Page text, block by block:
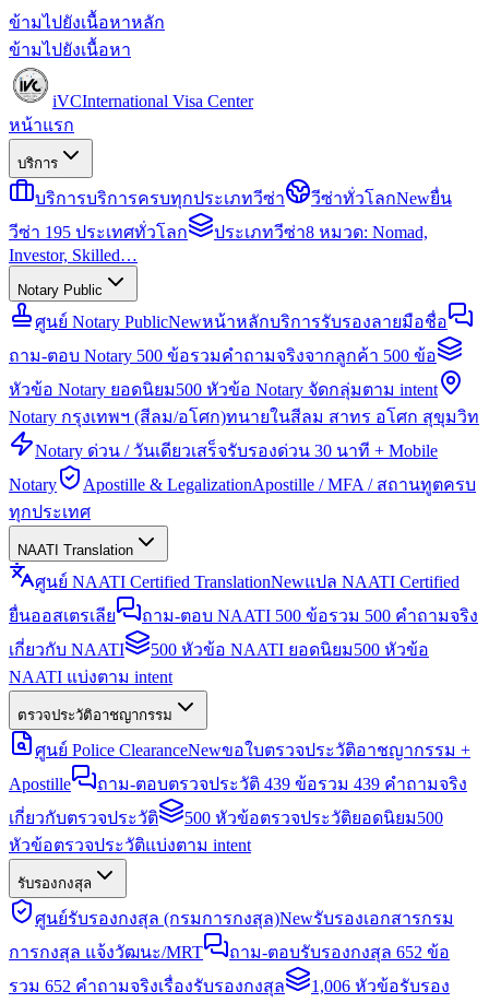
ข้ามไปยังเนื้อหาหลัก
ข้ามไปยังเนื้อหา
iVCInternational Visa Center
หน้าแรก
บริการ
บริการบริการครบทุกประเภทวีซ่า วีซ่าทั่วโลกNewยื่น
วีซ่า 195 ประเทศทั่วโลก
ประเภทวีซ่า8 หมวด: Nomad,
Investor, Skilled…
Notary Public
ศูนย์ Notary PublicNewหน้าหลักบริการรับรองลายมือชื่อ
ถาม-ตอบ Notary 500 ข้อรวมคำถามจริงจากลูกค้า 500 ข้อ
หัวข้อ Notary ยอดนิยม500 หัวข้อ Notary จัดกลุ่มตาม intent
Notary กรุงเทพฯ (สีลม/อโศก)ทนายในสีลม สาทร อโศก สุขุมวิท
Notary ด่วน / วันเดียวเสร็จรับรองด่วน 30 นาที + Mobile
Notary
Apostille & LegalizationApostille / MFA / สถานทูตครบ
ทุกประเทศ
NAATI Translation
ศูนย์ NAATI Certified TranslationNewแปล NAATI Certified
ยื่นออสเตรเลีย
ถาม-ตอบ NAATI 500 ข้อรวม 500 คำถามจริง
เกี่ยวกับ NAATI
500 หัวข้อ NAATI ยอดนิยม500 หัวข้อ
NAATI แบ่งตาม intent
ตรวจประวัติอาชญากรรม
ศูนย์ Police ClearanceNewขอใบตรวจประวัติอาชญากรรม +
Apostille
ถาม-ตอบตรวจประวัติ 439 ข้อรวม 439 คำถามจริง
เกี่ยวกับตรวจประวัติ
500 หัวข้อตรวจประวัติยอดนิยม500
หัวข้อตรวจประวัติแบ่งตาม intent
รับรองกงสุล
ศูนย์รับรองกงสุล (กรมการกงสุล)Newรับรองเอกสารกรม
การกงสุล แจ้งวัฒนะ/MRT
ถาม-ตอบรับรองกงสุล 652 ข้อ
รวม 652 คำถามจริงเรื่องรับรองกงสุล
1,006 หัวข้อรับรอง